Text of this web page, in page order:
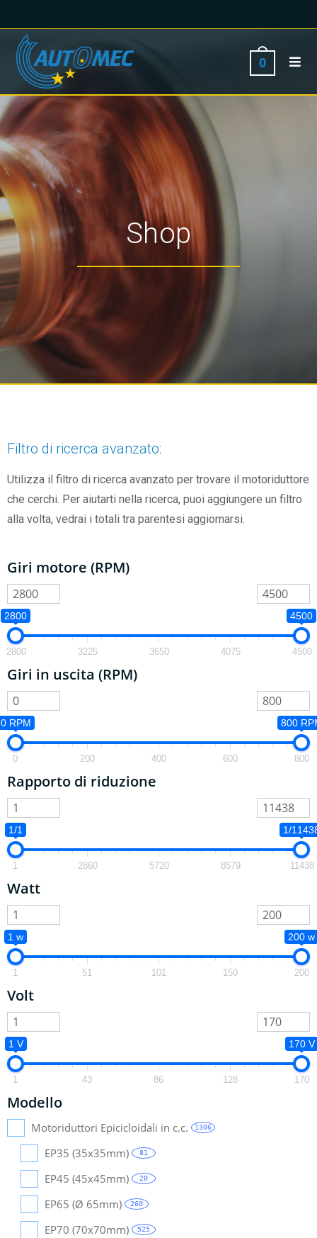
0
Shop
Filtro di ricerca avanzato:
Utilizza il filtro di ricerca avanzato per trovare il motoriduttore
che cerchi. Per aiutarti nella ricerca, puoi aggiungere un filtro
alla volta, vedrai i totali tra parentesi aggiornarsi.
Giri motore (RPM)
2800 4500
2800 3225 3650 4075 4500
Giri in uscita (RPM)
0 RPM 800
0 200 400 600 800
Rapporto di riduzione
1/1 1/
1 2860 5720 8579 11438
Watt
1 w 200 w
1 51 101 150 200
Volt
1 V 170 V
1 43 86 128 170
Modello
Motoriduttori Epicicloidali in c.c. 1306
EP35 (35x35mm) 81
EP45 (45x45mm) 20
EP65 (Ø 65mm) 260
EP70 (70x70mm) 525